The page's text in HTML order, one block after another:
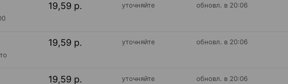
19,59 р. уточняйте обновл. в 20:06
19,59 р. уточняйте обновл. в 20:06
19,59 р. уточняйте обновл. в 20:06